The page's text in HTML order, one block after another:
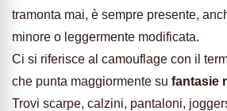
tramonta mai, è sempre presente,
minore o leggermente modificata.
Ci si riferisce al camouflage con il
che punta maggiormente su fantasie
Trovi scarpe, calzini, pantaloni,